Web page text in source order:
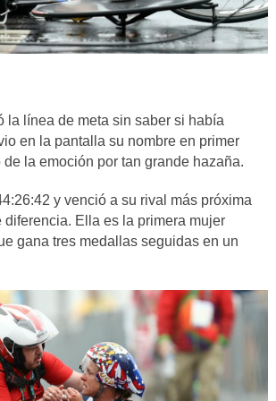
la línea de meta sin saber si había
en la pantalla su nombre en primer
de la emoción por tan grande hazaña.
y venció a su rival más próxima
diferencia. Ella es la primera mujer
gana tres medallas seguidas en un